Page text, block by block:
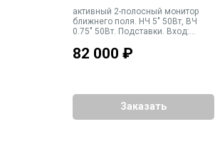
активный 2-полосный монитор
ближнего поля. НЧ 5" 50Вт, ВЧ
0.75" 50Вт. Подставки. Вход:
47Гц-25кГц (±6 дБ). Кроссовер
3000Гц. Габариты (ВхШхГ):
82 000 ₽
Заказать